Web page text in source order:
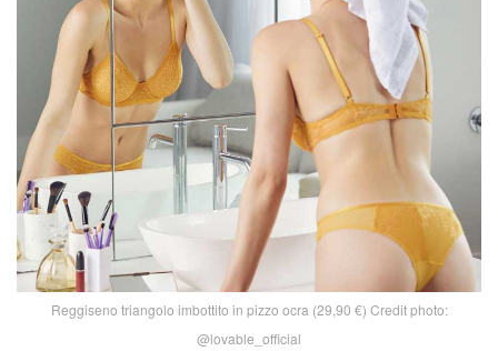
Reggiseno triangolo imbottito in pizzo ocra (29,90 €) Credit photo:
@lovable_official